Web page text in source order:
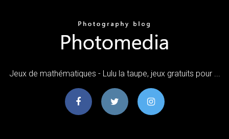
Jeux de mathématiques - Lulu la taupe, jeux gratuits pour ...